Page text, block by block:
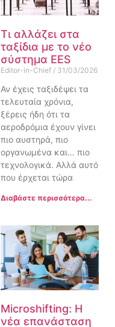
Τι αλλάζει στα
ταξίδια με το νέο
σύστημα EES
Editor-in-Chief 31/03/2026
Αν έχεις ταξιδέψει τα
τελευταία χρόνια,
ξέρεις ήδη ότι τα
αεροδρόμια έχουν γίνει
πιο αυστηρά, πιο
οργανωμένα και… πιο
τεχνολογικά. Αλλά αυτό
που έρχεται τώρα
Διαβάστε περισσότερα...
Microshifting: Η
νέα επανάσταση